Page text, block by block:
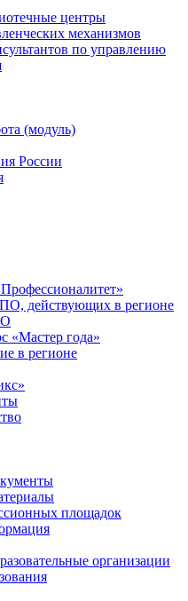
центры
механизмов
по управлению
(модуль)
России
действующих в регионе
«Мастер года»
в регионе
площадок
организации